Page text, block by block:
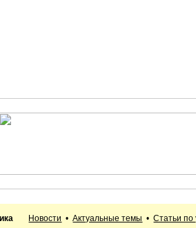
Новости •Актуальные темы •Статьи